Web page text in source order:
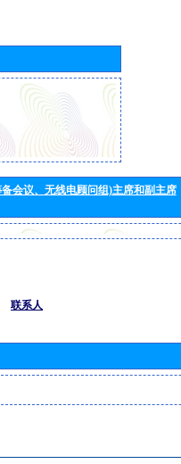
会议、无线电顾问组)主席和副主席
联系人